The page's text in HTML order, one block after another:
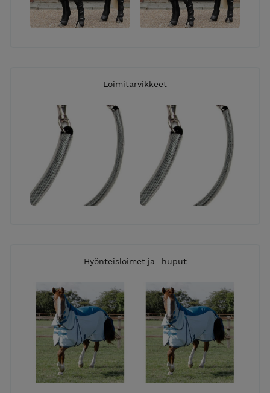
Loimitarvikkeet
Hyönteisloimet ja -huput